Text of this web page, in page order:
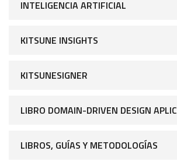
INTELIGENCIA ARTIFICIAL
KITSUNE INSIGHTS
KITSUNESIGNER
LIBRO DOMAIN-DRIVEN DESIGN
LIBROS, GUÍAS Y METODOLOGÍAS